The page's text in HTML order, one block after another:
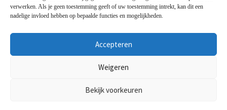
verwerken. Als je geen toestemming geeft of uw toestemming intrekt, kan dit een
nadelige invloed hebben op bepaalde functies en mogelijkheden.
Accepteren
Weigeren
Bekijk voorkeuren
Privacybeleid-Verzending en retouren-Algemene
voorwaarden-Disclaimert-Betaalmethoden-Over ons
Contact